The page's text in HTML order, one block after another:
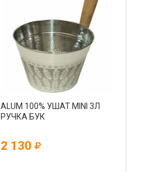
ALUM 100% УШАТ MINI 3Л
РУЧКА БУК
2 130